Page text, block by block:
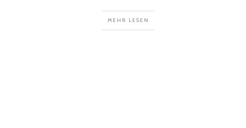
MEHR LESEN